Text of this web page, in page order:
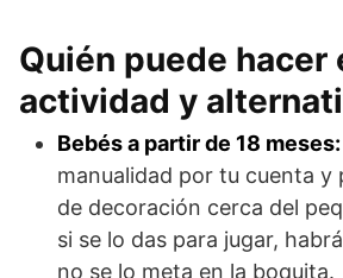
Quién puede hacer
actividad y
Bebés a partir de 18 meses:
manualidad por tu cuenta y
de decoración cerca del
si se lo das para jugar,
no se lo meta en la boquita.